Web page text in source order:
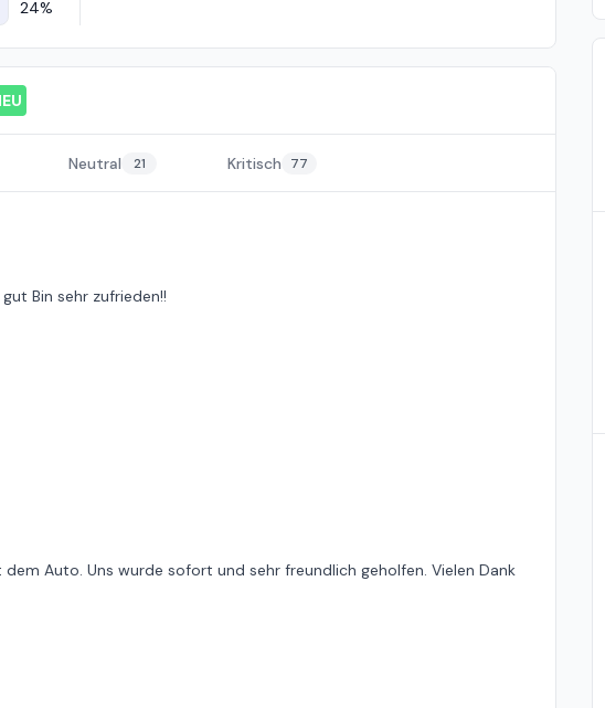
24%
Neutral 21 Kritisch 77
Bin sehr zufrieden!!
Auto. Uns wurde sofort und sehr freundlich geholfen. Vielen Dank